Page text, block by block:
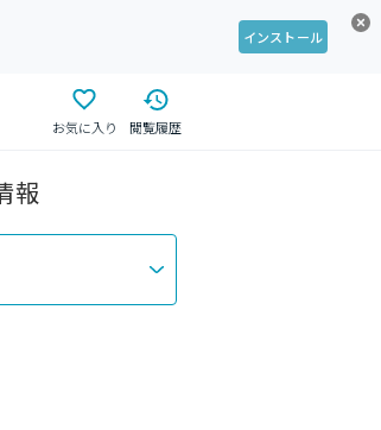
インストール
お気に入り 閲覧履歴
報